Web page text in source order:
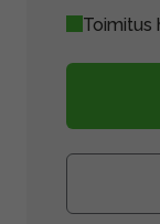
Toimitus